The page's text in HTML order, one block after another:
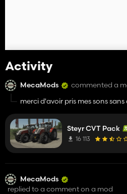
Activity
MecaMods commented a
merci d'avoir pris mes sons
dégueu....
Steyr CVT Pack
16 113
MecaMods
replied to a comment on a mod